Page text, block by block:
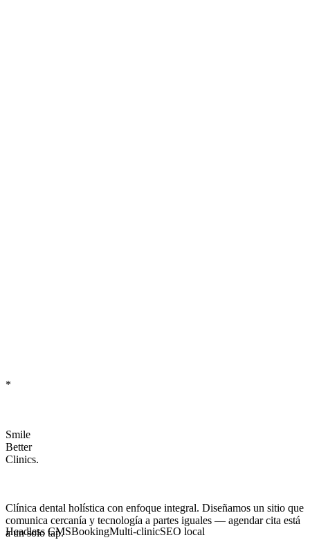
*
Smile
Better
Clinics.
Clínica dental holística con enfoque integral. Diseñamos un sitio que
comunica cercanía y tecnología a partes iguales — agendar cita está
a un solo tap.
Headless CMSBookingMulti-clinicSEO local